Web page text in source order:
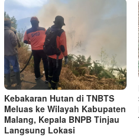
Kebakaran Hutan di TNBTS
Meluas ke Wilayah Kabupaten
Malang, Kepala BNPB Tinjau
Langsung Lokasi